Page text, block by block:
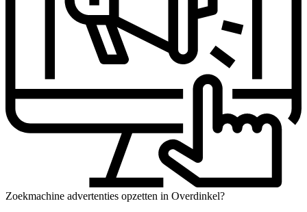
Zoekmachine advertenties opzetten in Overdinkel?